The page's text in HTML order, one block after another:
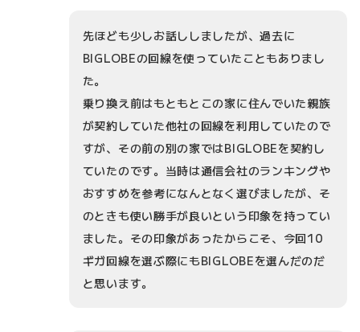
先ほども少しお話ししましたが、過去に
BIGLOBEの回線を使っていたこともありまし
た。
乗り換え前はもともとこの家に住んでいた親族
が契約していた他社の回線を利用していたので
すが、その前の別の家ではBIGLOBEを契約し
ていたのです。当時は通信会社のランキングや
おすすめを参考になんとなく選びましたが、そ
のときも使い勝手が良いという印象を持ってい
ました。その印象があったからこそ、今回10
ギガ回線を選ぶ際にもBIGLOBEを選んだのだ
と思います。